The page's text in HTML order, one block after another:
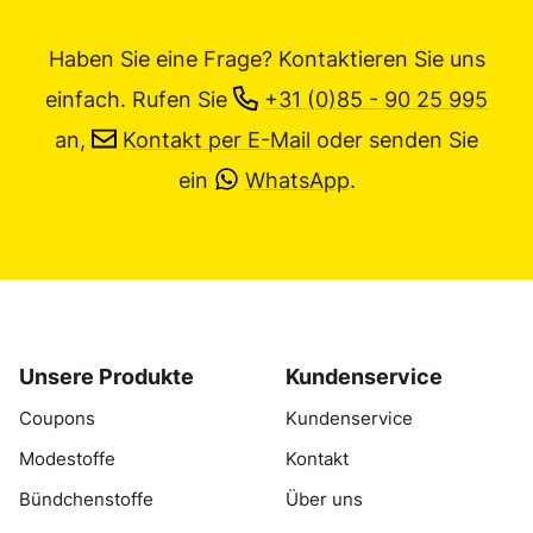
Haben Sie eine Frage? Kontaktieren Sie uns
einfach. Rufen Sie
+31 (0)85 - 90 25 995
an,
Kontakt per E-Mail oder senden Sie
ein
WhatsApp.
Unsere Produkte
Coupons
Modestoffe
Bündchenstoffe
Kundenservice
Kundenservice
Kontakt
Über uns